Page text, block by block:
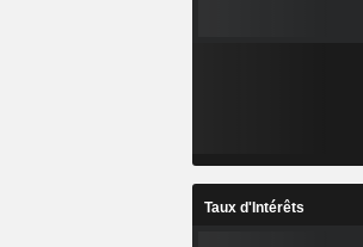
Taux d'Intérêts